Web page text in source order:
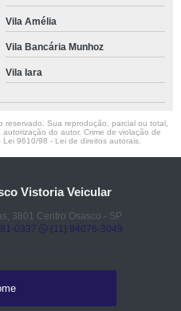
Vila Amélia
Vila Bancária Munhoz
Vila Iara
Sua reprodução, parcial ou total,
do autor. Crime de violação de
Lei 9610/98 - Lei de direitos autorais
Vistoria Veicular
3801 Centro Osasco - SP
0337 (11) 94076-3049